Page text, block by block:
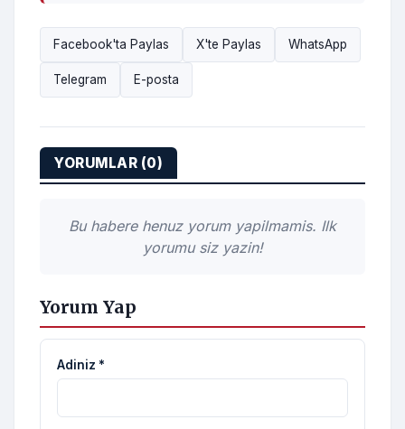
Facebook'ta Paylas X'te Paylas WhatsApp
Telegram E-posta
YORUMLAR (0)
Bu habere henuz yorum yapilmamis. Ilk
yorumu siz yazin!
Yorum Yap
Adiniz *